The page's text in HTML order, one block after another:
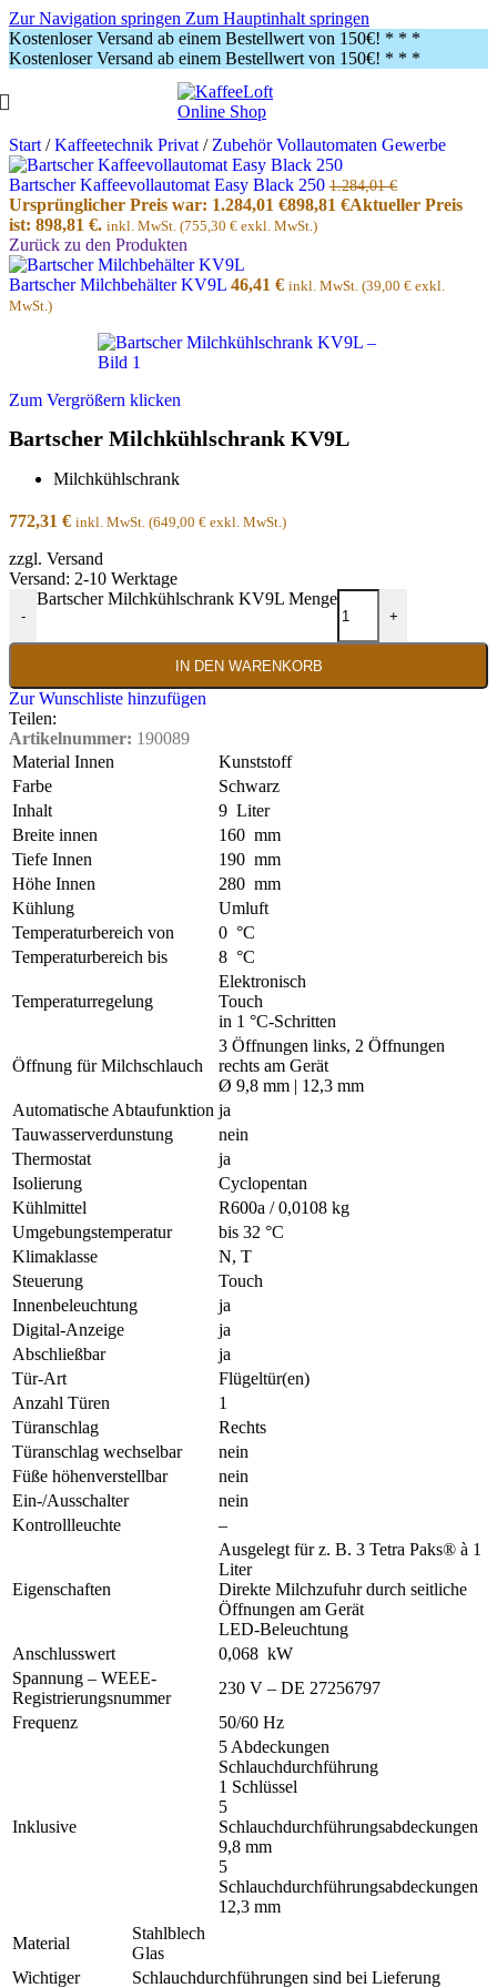
Zur Navigation springen Zum Hauptinhalt springen
Kostenloser Versand ab einem Bestellwert von 150€! * * *
Kostenloser Versand ab einem Bestellwert von 150€! * * *
Start / Kaffeetechnik Privat / Zubehör Vollautomaten Gewerbe
Bartscher Kaffeevollautomat Easy Black 250 1.284,01€
Ursprünglicher Preis war: 1.284,01 €898,81 €Aktueller Preis
ist: 898,81 €. inkl. MwSt. (755,30 € exkl. MwSt.)
Zurück zu den Produkten
Bartscher Milchbehälter KV9L 46,41 € inkl. MwSt. (39,00 € exkl.
MwSt.)
Zum Vergrößern klicken
Bartscher Milchkühlschrank KV9L
Milchkühlschrank
772,31 € inkl. MwSt. (649,00 € exkl. MwSt.)
zzgl. Versand
Versand: 2-10 Werktage
-
Bartscher Milchkühlschrank KV9L Menge
+
IN DEN WARENKORB
Zur Wunschliste hinzufügen
Teilen:
Artikelnummer: 190089
Material Innen
Kunststoff
Farbe
Schwarz
Inhalt
9 Liter
Breite innen
160 mm
Tiefe Innen
190 mm
Höhe Innen
280 mm
Kühlung
Umluft
Temperaturbereich von
0 °C
Temperaturbereich bis
8 °C
Temperaturregelung
Elektronisch
Touch
in 1 °C-Schritten
Öffnung für Milchschlauch
3 Öffnungen links, 2 Öffnungen
rechts am Gerät
Ø 9,8 mm | 12,3 mm
Automatische Abtaufunktion ja
Tauwasserverdunstung
nein
Thermostat
ja
Isolierung
Cyclopentan
Kühlmittel
R600a / 0,0108 kg
Umgebungstemperatur
bis 32 °C
Klimaklasse
N, T
Steuerung
Touch
Innenbeleuchtung
ja
Digital-Anzeige
ja
Abschließbar
ja
Tür-Art
Flügeltür(en)
Anzahl Türen
1
Türanschlag
Rechts
Türanschlag wechselbar
nein
Füße höhenverstellbar
nein
Ein-/Ausschalter
nein
Kontrollleuchte
–
Eigenschaften
Ausgelegt für z. B. 3 Tetra Paks® à 1
Liter
Direkte Milchzufuhr durch seitliche
Öffnungen am Gerät
LED-Beleuchtung
Anschlusswert
0,068 kW
Spannung – WEEE-
Registrierungsnummer
230 V – DE 27256797
Frequenz
50/60 Hz
Inklusive
5 Abdeckungen
Schlauchdurchführung
1 Schlüssel
5
Schlauchdurchführungsabdeckungen
9,8 mm
5
Schlauchdurchführungsabdeckungen
12,3 mm
Material
Stahlblech
Glas
Wichtiger
Schlauchdurchführungen sind bei Lieferung